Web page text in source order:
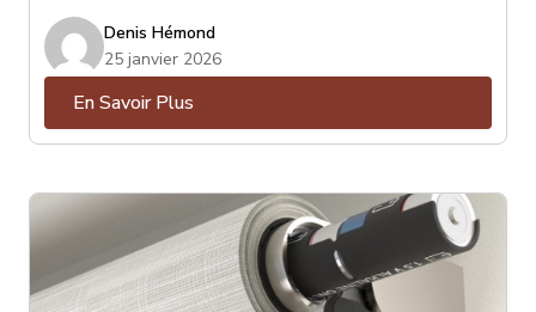
s’y perdre ! Est-ce mieux un téléviseur ou un
projecteur ? Un ensemble de haut-parleurs (encastrés
ou de surface) ou une barre de son ? Petit, moyen ou
gros haut-parleur de sous-grave ? Toutes ces
questions sont essentielles et peuvent être résolues
Denis Hémond
25 janvier 2026
En Savoir Plus